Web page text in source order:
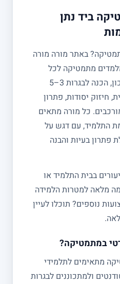
ביד נתן
באתר מורה מורה
מתמטיקה לכל
הרמות: יסודי, חטיבה, תיכון, הכנה לבגרות 3–5
חיזוק יסודות, פתרון
כל מורה מתאים
התלמיד, עם דגש על
פתרון בעיות והבנה
בבית התלמיד או
מלאה למטרות הלמידה
נוספים? תוכלו לעיין
במתמטיקה?
מתאימים לתלמידי
ולמתכוננים לבגרות